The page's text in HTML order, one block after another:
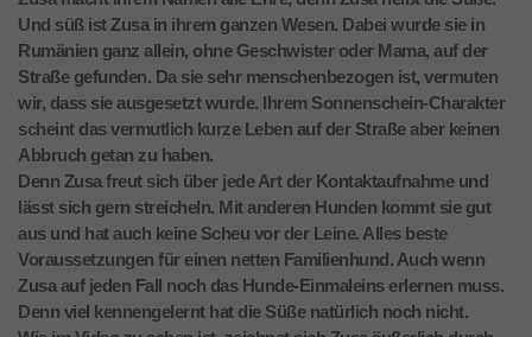
Und süß ist Zusa in ihrem ganzen Wesen. Dabei wurde sie in
Rumänien ganz allein, ohne Geschwister oder Mama, auf der
Straße gefunden. Da sie sehr menschenbezogen ist, vermuten
wir, dass sie ausgesetzt wurde. Ihrem Sonnenschein-Charakter
scheint das vermutlich kurze Leben auf der Straße aber keinen
Abbruch getan zu haben.
Denn Zusa freut sich über jede Art der Kontaktaufnahme und
lässt sich gern streicheln. Mit anderen Hunden kommt sie gut
aus und hat auch keine Scheu vor der Leine. Alles beste
Voraussetzungen für einen netten Familienhund. Auch wenn
Zusa auf jeden Fall noch das Hunde-Einmaleins erlernen muss.
Denn viel kennengelernt hat die Süße natürlich noch nicht.